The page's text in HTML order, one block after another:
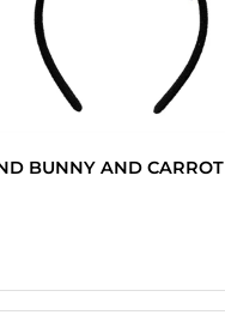
BUNNY AND CARROT